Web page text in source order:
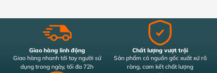
Giao hàng linh động
Giao hàng nhanh tới tay người sử
dụng trong ngày, tối đa 72h
Chất lượng vượt trội
Sản phẩm có nguồn gốc xuất xứ rõ
ràng, cam kết chất lượng